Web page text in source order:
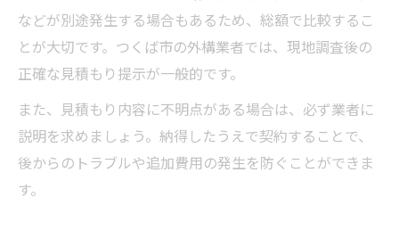
などが別途発生する場合もあるため、総額で比較するこ
とが大切です。つくば市の外構業者では、現地調査後の
正確な見積もり提示が一般的です。
また、見積もり内容に不明点がある場合は、必ず業者に
説明を求めましょう。納得したうえで契約することで、
後からのトラブルや追加費用の発生を防ぐことができま
す。